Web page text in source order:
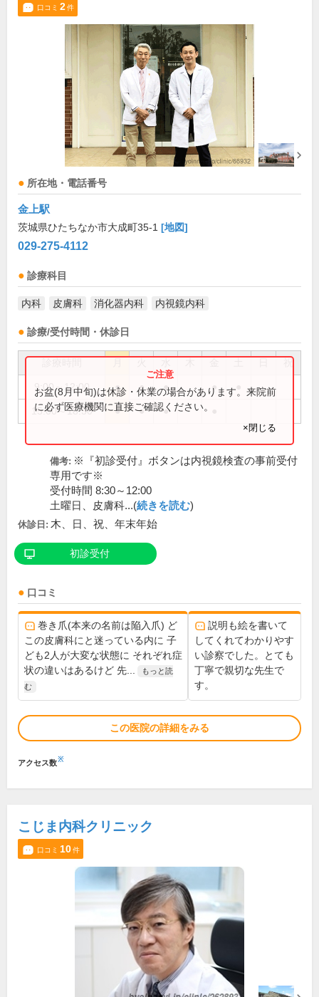
口コミ 2件
所在地・電話番号
金上駅
茨城県ひたちなか市大成町35-1 [地図]
029-275-4112
診療科目
内科 皮膚科 消化器内科 内視鏡内科
診療/受付時間・休診日
祝
9:00～12:00 ● ● ● ●
15:00～18:30 ● ● ●
お盆(8月中旬)は休診・休業の場合があります。来院前
に必ず医療機関に直接ご確認ください。
×閉じる
備考: ※『初診受付』ボタンは内視鏡検査の事前受付
専用です※
受付時間 8:30～12:00
土曜日、皮膚科...(続きを読む)
休診日: 木、日、祝、年末年始
初診受付
口コミ
巻き爪(本来の名前は陥入爪) ど
この皮膚科にと迷っている内に 子
ども2人が大変な状態に それぞれ症
状の違いはあるけど 先...
もっと読
む
説明も絵を書いて
してくれてわかりやす
い診察でした。とても
丁寧で親切な先生で
す。
この医院の詳細をみる
アクセス数※
こじま内科クリニック
口コミ 10件